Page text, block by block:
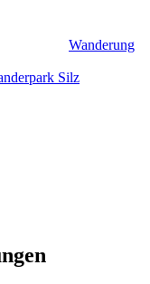
Wanderung
Silz